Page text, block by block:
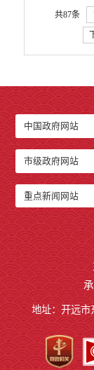
开远市红
开远市乐
开远市灵
开远市大
中国民主
中国农工民
中国民主建
开远市退
开远市融
开远市国
公务员管理
共87条
中国政府网站
市级政府网站
重点新闻网站
地址：开远市